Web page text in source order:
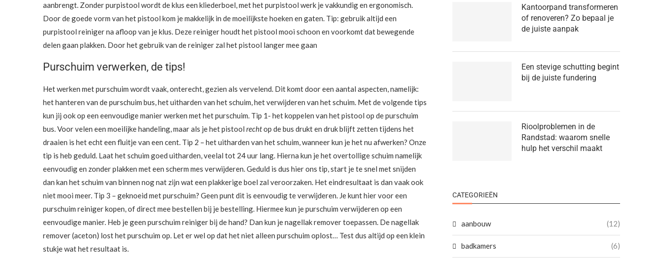
aanbrengt. Zonder purpistool wordt de klus een kliederboel, met het purpistool werk je vakkundig en ergonomisch.
Door de goede vorm van het pistool kom je makkelijk in de moeilijkste hoeken en gaten. Tip: gebruik altijd een
purpistool reiniger na afloop van je klus. Deze reiniger houdt het pistool mooi schoon en voorkomt dat bewegende
delen gaan plakken. Door het gebruik van de reiniger zal het pistool langer mee gaan
Purschuim verwerken, de tips!
Het werken met purschuim wordt vaak, onterecht, gezien als vervelend. Dit komt door een aantal aspecten, namelijk:
het hanteren van de purschuim bus, het uitharden van het schuim, het verwijderen van het schuim. Met de volgende tips
kun jij ook op een eenvoudige manier werken met het purschuim. Tip 1- het koppelen van het pistool op de purschuim
bus. Voor velen een moeilijke handeling, maar als je het pistool rechtop de bus drukt en druk blijft zetten tijdens het
draaien is het echt een fluitje van een cent. Tip 2 – het uitharden van het schuim, wanneer kun je het nu afwerken? Onze
tip is heb geduld. Laat het schuim goed uitharden, veelal tot 24 uur lang. Hierna kun je het overtollige schuim namelijk
eenvoudig en zonder plakken met een scherm mes verwijderen. Geduld is dus hier ons tip, start je te snel met snijden
dan kan het schuim van binnen nog nat zijn wat een plakkerige boel zal veroorzaken. Het eindresultaat is dan vaak ook
niet mooi meer. Tip 3 – geknoeid met purschuim? Geen punt dit is eenvoudig te verwijderen. Je kunt hier voor een
purschuim reiniger kopen, of direct mee bestellen bij je bestelling. Hiermee kun je purschuim verwijderen op een
eenvoudige manier. Heb je geen purschuim reiniger bij de hand? Dan kun je nagellak remover toepassen. De nagellak
remover (aceton) lost het purschuim op. Let er wel op dat het niet alleen purschuim oplost… Test dus altijd op een klein
stukje wat het resultaat is.
Kantoorpand transformeren
of renoveren? Zo bepaal je
de juiste aanpak
Een stevige schutting begint
bij de juiste fundering
Rioolproblemen in de
Randstad: waarom snelle
hulp het verschil maakt
CATEGORIEËN
aanbouw (12)
badkamers (6)